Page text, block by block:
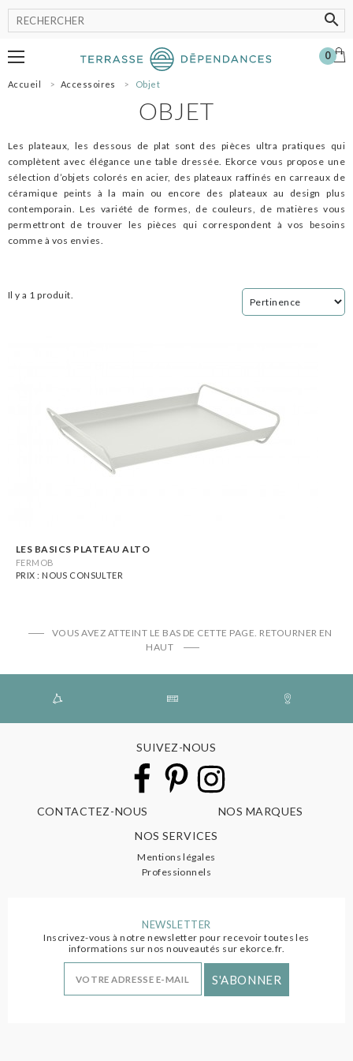
0
MOBILIER
LUMINAIRE
ACCESSOIRES
OMBRAGE
SHOWROOM
NOS MARQUES
Accueil Accessoires Objet
OBJET
Les plateaux, les dessous de plat sont des pièces ultra pratiques qui
complètent avec élégance une table dressée. Ekorce vous propose une
sélection d’objets colorés en acier, des plateaux raffinés en carreaux de
céramique peints à la main ou encore des plateaux au design plus
contemporain. Les variété de formes, de couleurs, de matières vous
permettront de trouver les pièces qui correspondent à vos besoins
comme à vos envies.
Il y a 1 produit.
LES BASICS PLATEAU ALTO
FERMOB
PRIX : NOUS CONSULTER
VOUS AVEZ ATTEINT LE BAS DE CETTE PAGE. RETOURNER EN
HAUT
SUIVEZ-NOUS
CONTACTEZ-NOUS
NOS MARQUES
NOS SERVICES
Mentions légales
Professionnels
NEWSLETTER
Inscrivez-vous à notre newsletter pour recevoir toutes les
informations sur nos nouveautés sur ekorce.fr.
S'ABONNER